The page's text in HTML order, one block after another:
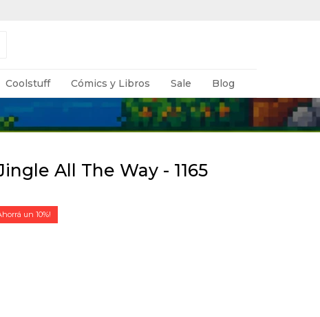
Coolstuff Cómics y Libros Sale Blog
All The Way - 1165
10